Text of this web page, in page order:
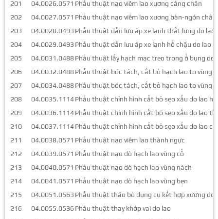
201 04.0026.0571 Phẫu thuật nạo viêm lao xương cẳng chân
202
04.0027.0571 Phẫu thuật nạo viêm lao xương bàn-ngón chân
203
04.0028.0493 Phẫu thuật dẫn lưu áp xe lạnh thắt lưng do lao
204
04.0029.0493 Phẫu thuật dẫn lưu áp xe lạnh hố chậu do lao
205
04.0031.0488Phẫu thuật lấy hạch mạc treo trong ổ bụng do
206
04.0032.0488Phẫu thuật bóc tách, cắt bỏ hạch lao to vùng
207
04.0034.0488Phẫu thuật bóc tách, cắt bỏ hạch lao to vùng
208
04.0035.1114Phẫu thuật chỉnh hình cắt bỏ sẹo xấu do lao
209
04.0036.1114Phẫu thuật chỉnh hình cắt bỏ sẹo xấu do lao
210
04.0037.1114Phẫu thuật chỉnh hình cắt bỏ sẹo xấu do lao
211
04.0038.0571 Phẫu thuật nạo viêm lao thành ngực
212
04.0039.0571 Phẫu thuật nạo dò hạch lao vùng cổ
213
04.0040.0571 Phẫu thuật nạo dò hạch lao vùng nách
214
04.0041.0571 Phẫu thuật nạo dò hạch lao vùng bẹn
215
04.0051.0563 Phẫu thuật tháo bỏ dụng cụ kết hợp xương do
216
04.0055.0536 Phẫu thuật thay khớp vai do lao